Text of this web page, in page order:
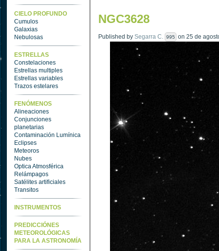
CIELO PROFUNDO
Cumulos
Galaxias
Nebulosas
ESTRELLAS
Constelaciones
Estrellas multiples
Estrellas variables
Trazos estelares
FENÓMENOS
Alineaciones
Conjunciones
planetarias
Contaminación Lumínica
Eclipses
Meteoros
Nubes
Optica Atmosférica
Relámpagos
Satélites artificiales
Transitos
INSTRUMENTOS
PREDICCIÓNES
METEOROLÓGICAS
PARA LA ASTRONOMÍA
NGC3628
Published by Segarra C. 995 on 25 de